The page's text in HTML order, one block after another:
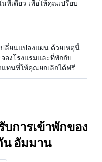
ที่เดียว เพื่อให้คุณเปรียบ
ปลี่ยนแปลงแผน ด้วยเหตุนี้
องโรงแรมและที่พักกับ
แทนที่ให้คุณยกเลิกได้ฟรี
การเข้าพักของ
น อัมมาน